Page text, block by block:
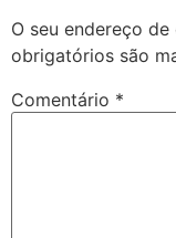
O seu endereço
obrigatórios são
Comentário *